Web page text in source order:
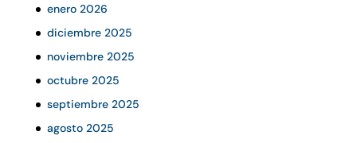
enero 2026
diciembre 2025
noviembre 2025
octubre 2025
septiembre 2025
agosto 2025